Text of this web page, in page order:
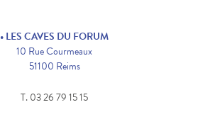
• LES CAVES DU FORUM
10 Rue Courmeaux
51100 Reims
T. 03 26 79 15 15